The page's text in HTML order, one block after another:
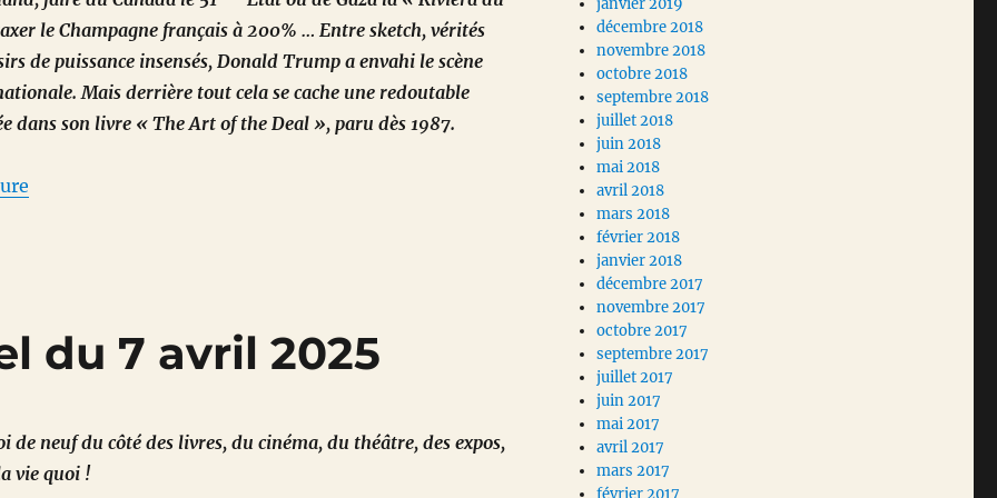
le Champagne français à 200% … Entre sketch, vérités
de puissance insensés, Donald Trump a envahi le scène
Mais derrière tout cela se cache une redoutable
dans son livre « The Art of the Deal », paru dès 1987.
de « L’art du deal, la méthode Trump enfin décryptée »
du 7 avril 2025
de neuf du côté des livres, du cinéma, du théâtre, des expos,
vie quoi !
janvier 2019
décembre 2018
novembre 2018
octobre 2018
septembre 2018
juillet 2018
juin 2018
mai 2018
avril 2018
mars 2018
février 2018
janvier 2018
décembre 2017
novembre 2017
octobre 2017
septembre 2017
juillet 2017
juin 2017
mai 2017
avril 2017
mars 2017
février 2017